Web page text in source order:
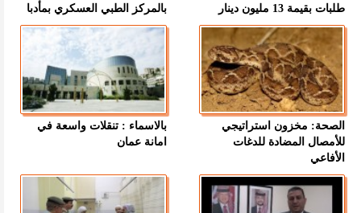
طلبات بقيمة 13 مليون دينار
بالمركز الطبي العسكري بمأدبا
الصحة: مخزون استراتيجي
للأمصال المضادة للدغات
الأفاعي
بالاسماء : تنقلات واسعة في
امانة عمان